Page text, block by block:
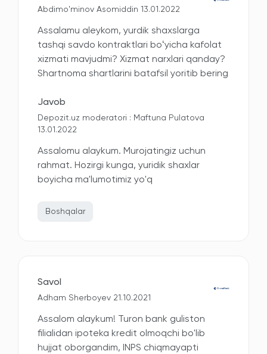
Abdimo'minov Asomiddin 13.01.2022
Assalamu aleykom, yurdik shaxslarga
tashqi savdo kontraktlari boʻyicha kafolat
xizmati mavjudmi? Xizmat narxlari qanday?
Shartnoma shartlarini batafsil yoritib bering
Javob
Depozit.uz moderatori : Maftuna Pulatova
13.01.2022
Assalomu alaykum. Murojatingiz uchun
rahmat. Hozirgi kunga, yuridik shaxlar
boyicha ma'lumotimiz yo'q
Boshqalar
Savol
Adham Sherboyev 21.10.2021
Assalom alaykum! Turon bank guliston
filialidan ipoteka kredit olmoqchi bo'lib
hujjat oborgandim, INPS chiqmayapti